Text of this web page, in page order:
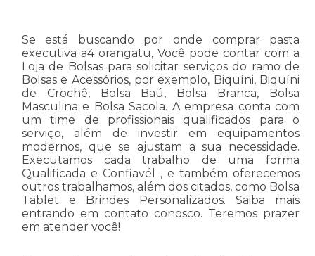
Se está buscando por onde comprar pasta
executiva a4 orangatu, Você pode contar com a
Loja de Bolsas para solicitar serviços do ramo de
Bolsas e Acessórios, por exemplo, Biquíni, Biquíni
de Crochê, Bolsa Baú, Bolsa Branca, Bolsa
Masculina e Bolsa Sacola. A empresa conta com
um time de profissionais qualificados para o
serviço, além de investir em equipamentos
modernos, que se ajustam a sua necessidade.
Executamos cada trabalho de uma forma
Qualificada e Confiavél , e também oferecemos
outros trabalhamos, além dos citados, como Bolsa
Tablet e Brindes Personalizados. Saiba mais
entrando em contato conosco. Teremos prazer
em atender você!